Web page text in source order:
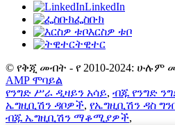
LinkedIn
ፌስቡክ
እርስዎ ቱቦ
ትዊተር
© የቅጂ መብት - የ 2010-2024:
AMP ሞባይል
የንግድ ሥራ ዲዛይን አሳይ, ብጁ የንግድ
ኤግዚቢሽን ዳቦዎች, የኤግዚቢሽን ዳስ
ብጁ ኤግዚቢሽን ማቆሚያዎች,